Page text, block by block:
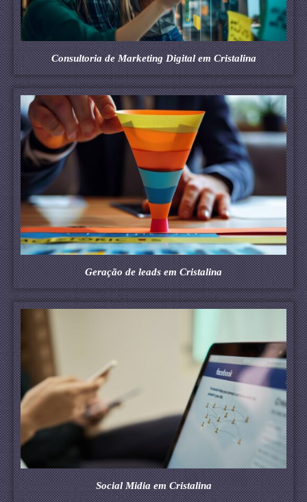
Consultoria de Marketing Digital em Cristalina
Geração de leads em Cristalina
Social Midia em Cristalina